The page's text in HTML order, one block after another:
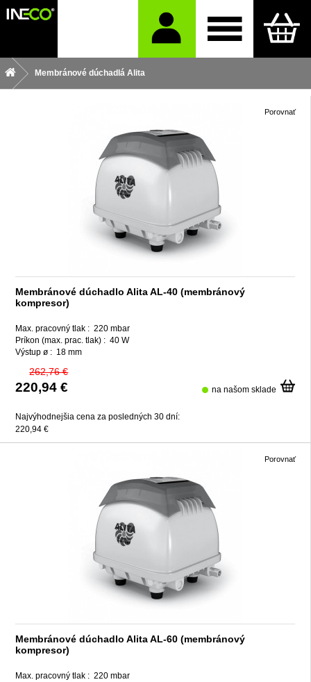
Membránové dúchadlá Alita
Membránové dúchadlo Alita AL-40 (membránový
kompresor)
Max. pracovný tlak : 220 mbar
Príkon (max. prac. tlak) : 40 W
Výstup ø : 18 mm
262,76 €
220,94 € na našom sklade
Najvýhodnejšia cena za posledných 30 dní:
220,94 €
Porovnať
Membránové dúchadlo Alita AL-60 (membránový
kompresor)
Max. pracovný tlak : 220 mbar
Porovnať